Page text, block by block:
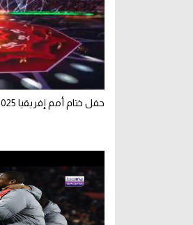
حفل ختام أمم إفريقيا 2025